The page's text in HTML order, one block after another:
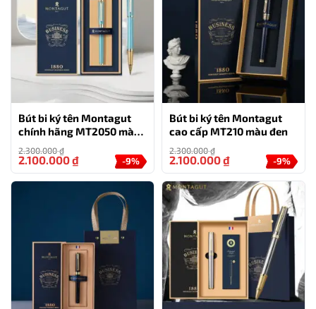
HỖ TRỢ
0777.444.666
Bút bi ký tên Montagut
chính hãng MT2050 màu
xanh ngọc đính đá
2.300.000₫
-9%
2.100.000₫
Bút bi ký tên Montagut
cao cấp MT210 màu đen
2.300.000₫
-9%
2.100.000₫